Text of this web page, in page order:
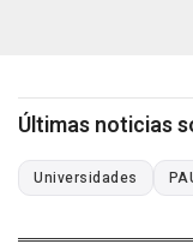
Últimas noticias
Universidades